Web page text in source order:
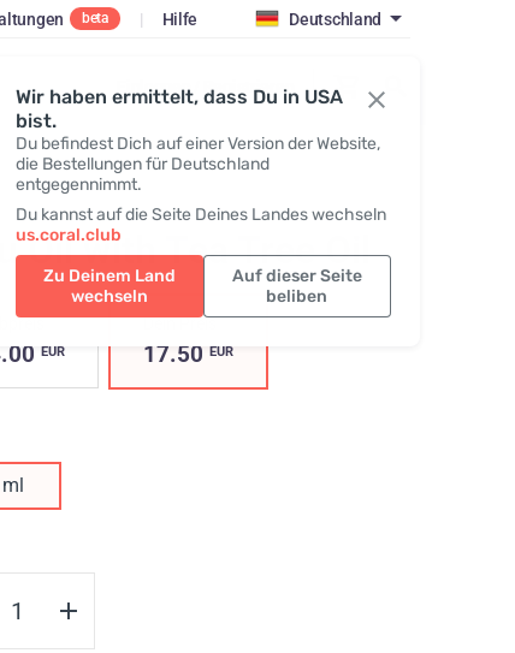
Wir haben ermittelt, dass Du in USA
bist.
Du befindest Dich auf einer Version der Website,
die Bestellungen für Deutschland
entgegennimmt.
Du kannst auf die Seite Deines Landes wechseln
us.coral.club
Zu Deinem Land
wechseln
Auf dieser Seite
beliben
beta | Hilfe Deutschland
Einloggen / Registrieren
Emu Oil with Tea Tree Oil
Oil with Tea Tree Oil
EUR
Dein Preis
17.50 EUR